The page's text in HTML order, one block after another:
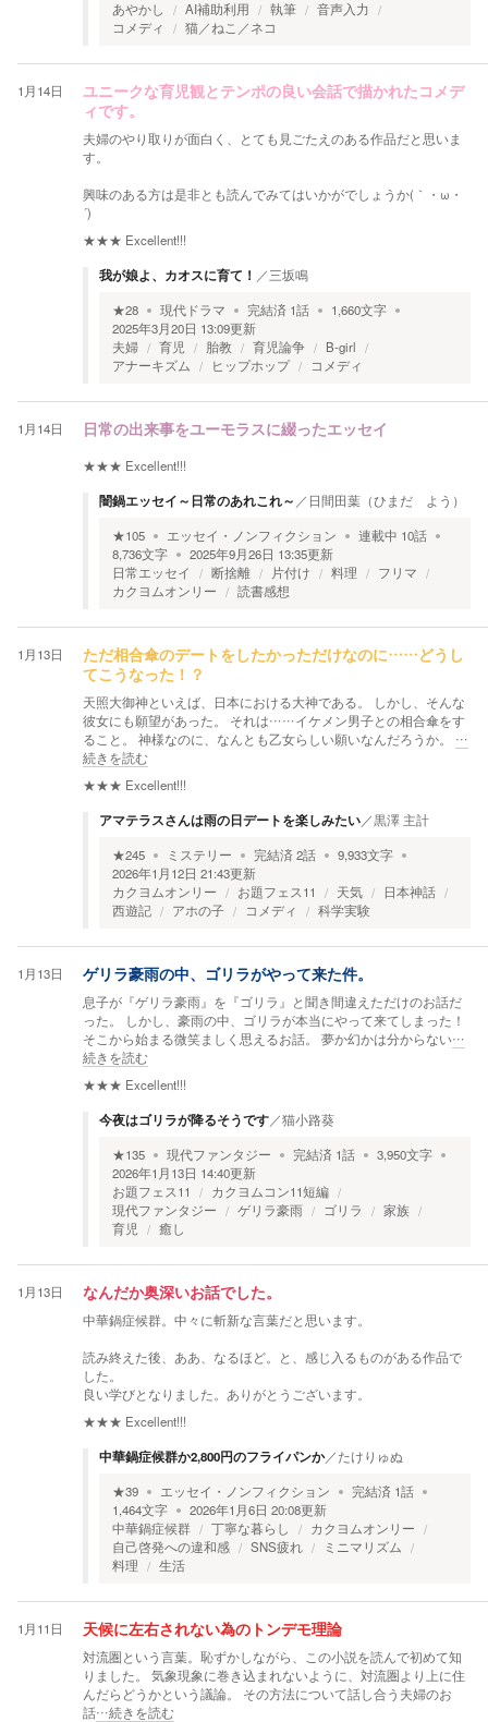
あやかし AI補助利用 執筆
音声入力
コメディ
​猫／ねこ​／ネコ
1月14日
ユニークな育児観とテンポの良い会話で描かれたコメデ
ィです。
夫婦のやり取りが面白く、とても見ごたえのある作品だと思いま
す。
興味のある方は是非とも読んでみてはいかがでしょうか(｀・ω・
´)ゞ
★★★ Excellent!!!
我が娘よ、カオスに育て！ ／三坂鳴
★28 現代ドラマ 完結済 1話 1,660文字
2025年3月20日 13:09更新
夫婦
育児 胎教 育児論争
B-girl
アナーキズム
ヒップホップ コメディ
1月14日 日常の出来事をユーモラスに綴ったエッセイ
★★★ Excellent!!!
闇鍋エッセイ～日常のあれこれ～ ／ 日間田葉（ひまだ よう）
★105 エッセイ・ノンフィクション 連載中 10話
8,736文字 2025年9月26日 13:35更新
日常エッセイ
断捨離 片付け 料理
フリマ
カクヨムオンリー
読書感想
1月13日
ただ相合傘のデートをしたかっただけなのに……どうし
てこうなった！？
天照大御神といえば、日本における大神である。 しかし、そんな
彼女にも願望があった。 それは……イケメン男子との相合傘をす
ること。 神様なのに、なんとも乙女らしい願いなんだろうか。 …
続きを読む
★★★ Excellent!!!
アマテラスさんは雨の日デートを楽しみたい／黒澤 主計
★245 ミステリー 完結済2話 9,933文字
2026年1月12日 21:43更新
カクヨムオンリー
お題フェス11 天気
日本神話
西遊記
アホの子 コメディ 科学実験
1月13日 ゲリラ豪雨の中、ゴリラがやって来た件。
息子が『ゲリラ豪雨』を『ゴリラ』と聞き間違えただけのお話だ
った。 しかし、豪雨の中、ゴリラが本当にやって来てしまった！
そこから始まる微笑ましく思えるお話。 夢か幻かは分からない…
続きを読む
★★★ Excellent!!!
今夜はゴリラが降るそうです／猫小路葵
★135 現代ファンタジー 完結済 1話 3,950文字
2026年1月13日 14:40更新
お題フェス11
カクヨムコン11短編
現代ファンタジー
ゲリラ豪雨 ゴリラ
家族
育児
癒し
1月13日 なんだか奥深いお話でした。
中華鍋症候群。中々に斬新な言葉だと思います。
読み終えた後、ああ、なるほど。と、感じ入るものがある作品で
した。
良い学びとなりました。ありがとうございます。
★★★ Excellent!!!
中華鍋症候群か2,800円のフライパンか／たけりゅぬ
★39 エッセイ・ノンフィクション 完結済 1話
1,464文字 2026年1月6日 20:08更新
中華鍋症候群
丁寧な暮らし
カクヨムオンリー
自己啓発への違和感
SNS疲れ
ミニマリズム
料理
生活
1月11日 天候に左右されない為のトンデモ理論
対流圏という言葉。恥ずかしながら、この小説を読んで初めて知
りました。 気象現象に巻き込まれないように、対流圏より上に住
んだらどうかという議論。 その方法について話し合う夫婦のお
話…続きを読む